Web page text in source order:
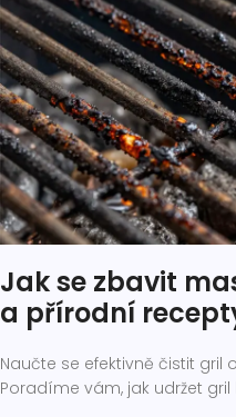
Jak se zbavit
a přírodní
Naučte se efektivně čistit
Poradíme vám, jak udržet